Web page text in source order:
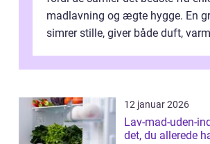
madlavning og ægte hygge. En
simrer stille, giver både duft,
12 januar 2026
Lav-mad-uden-
det, du allerede